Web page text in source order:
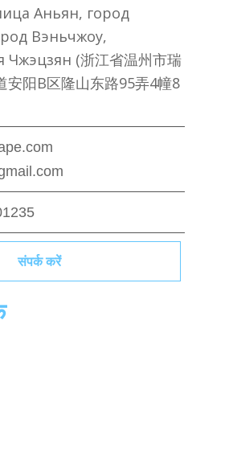
Аньян, город
Вэньчжоу,
(浙江省温州市瑞
安阳B区隆山东路95弄4幢8
संपर्क करें